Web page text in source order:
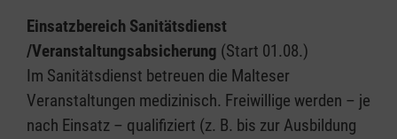
Einsatzbereich Sanitätsdienst
/Veranstaltungsabsicherung (Start 01.08.)
Im Sanitätsdienst betreuen die Malteser
Veranstaltungen medizinisch. Freiwillige werden – je
nach Einsatz – qualifiziert (z. B. bis zur Ausbildung